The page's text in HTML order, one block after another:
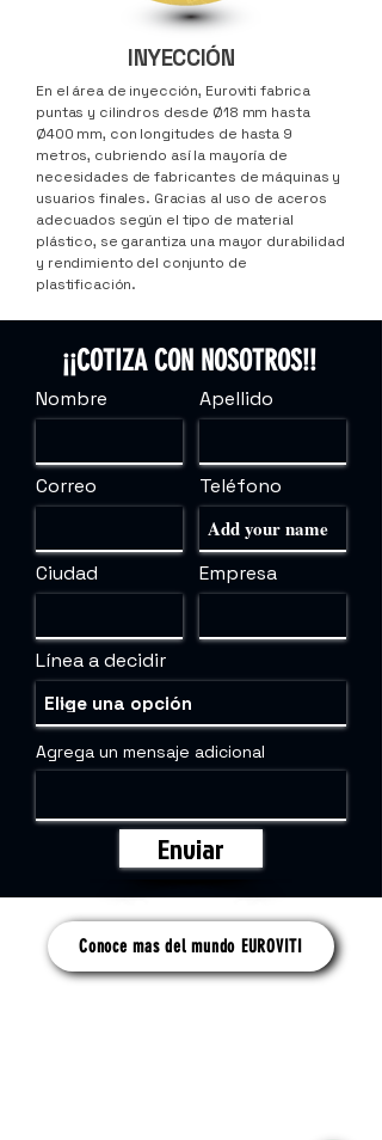
INYECCIÓN
En el área de inyección, Euroviti fabrica
puntas y cilindros desde Ø18 mm hasta
Ø400 mm, con longitudes de hasta 9
metros, cubriendo así la mayoría de
necesidades de fabricantes de máquinas y
usuarios finales. Gracias al uso de aceros
adecuados según el tipo de material
plástico, se garantiza una mayor durabilidad
y rendimiento del conjunto de
plastificación.
¡¡COTIZA CON NOSOTROS!!
Nombre
Correo
Ciudad
Apellido
Teléfono
Empresa
Línea a decidir
Agrega un mensaje adicional
Enviar
Conoce mas del mundo EUROVITI